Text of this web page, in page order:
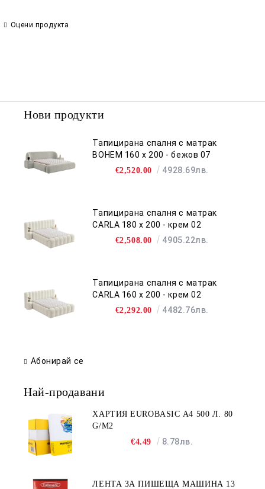
Оцени продукта
Нови продукти
Тапицирана спалня с матрак
BOHEM 160 х 200 - бежов 07
€2,520.00 4928.69лв.
Тапицирана спалня с матрак
CARLA 180 х 200 - крем 02
€2,508.00 4905.22лв.
Тапицирана спалня с матрак
CARLA 160 х 200 - крем 02
€2,292.00 4482.76лв.
Абонирай се
Най-продавани
ХАРТИЯ EUROBASIC А4 500 Л. 80
G/M2
€4.49
8.78лв.
ЛЕНТА ЗА ПИШЕЩА МАШИНА 13